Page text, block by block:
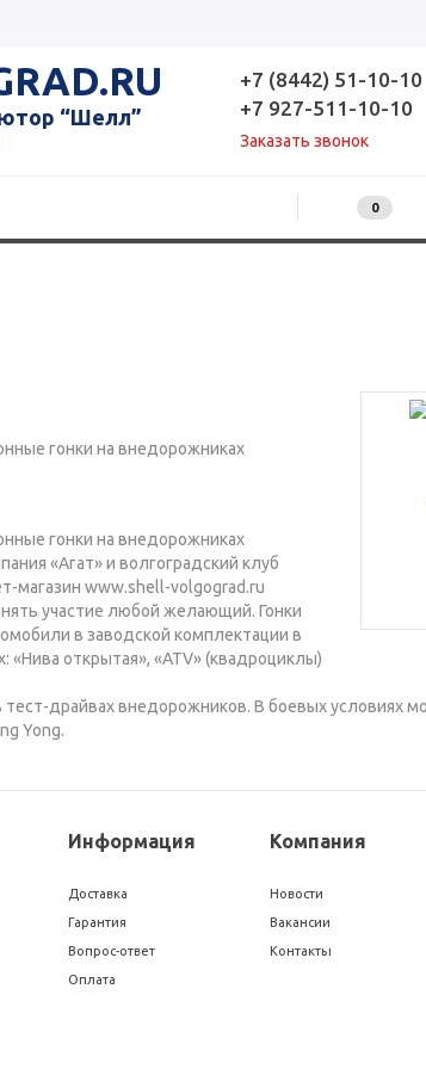
“Шелл”
+7 (8442) 51-10-10
+7 927-511-10-10
Заказать звонок
0
гонки на внедорожниках
гонки на внедорожниках
«Агат» и волгоградский клуб
магазин www.shell-volgograd.ru
участие любой желающий. Гонки
в заводской комплектации в
«Нива открытая», «ATV» (квадроциклы)
драйвах внедорожников. В боевых условиях
Yong.
Информация
Доставка
Гарантия
Вопрос-ответ
Оплата
Компания
Новости
Вакансии
Контакты